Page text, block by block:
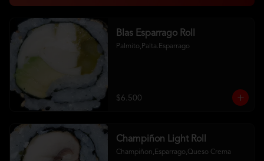
Blas Esparrago Roll
Palmito,Palta.Esparrago
$6.500
Champiñon Light Roll
Champiñon,Esparrago,Queso Crema